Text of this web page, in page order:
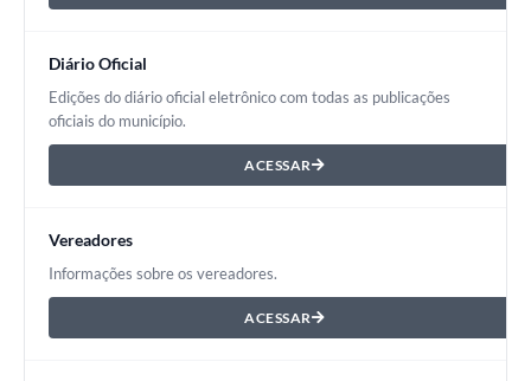
Diário Oficial
Edições do diário oficial eletrônico com todas as publicações
oficiais do município.
ACESSAR
Vereadores
Informações sobre os vereadores.
ACESSAR